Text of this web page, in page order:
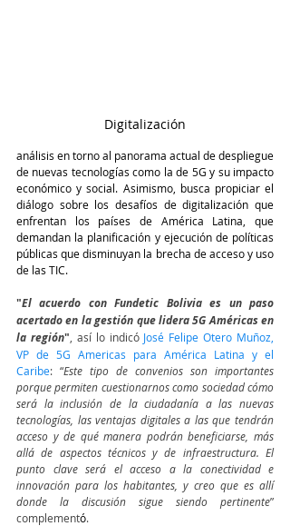
Digitalización
análisis en torno al panorama actual de despliegue
de nuevas tecnologías como la de 5G y su impacto
económico y social. Asimismo, busca propiciar el
diálogo sobre los desafíos de digitalización que
enfrentan los países de América Latina, que
demandan la planificación y ejecución de políticas
públicas que disminuyan la brecha de acceso y uso
de las TIC.
"El acuerdo con Fundetic Bolivia es un paso
acertado en la gestión que lidera 5G Américas en
la región" , así lo indicó José Felipe Otero Muñoz,
VP de 5G Americas para América Latina y el
Caribe: “Este tipo de convenios son importantes
porque permiten cuestionarnos como sociedad cómo
será la inclusión de la ciudadanía a las nuevas
tecnologías, las ventajas digitales a las que tendrán
acceso y de qué manera podrán beneficiarse, más
allá de aspectos técnicos y de infraestructura. El
punto clave será el acceso a la conectividad e
innovación para los habitantes, y creo que es allí
donde la discusión sigue siendo pertinente”
complementó.